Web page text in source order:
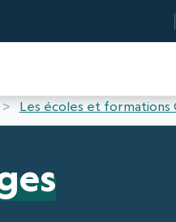
Les écoles et formations